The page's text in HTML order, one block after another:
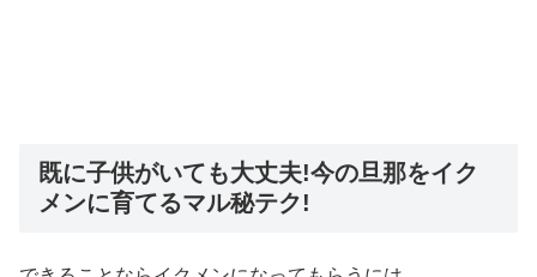
既に子供がいても大丈夫!今の旦那をイク
メンに育てるマル秘テク!